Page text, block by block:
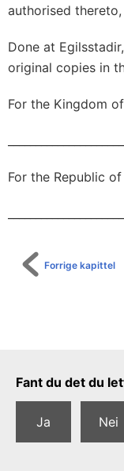
authorised
Done at
original copies in
For the Kingdom
For the Republic
Forrige kapittel
Fant du det du
Ja Nei